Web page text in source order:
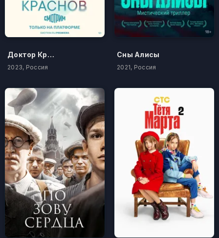
Доктор Краснов
2023, Россия
Сны Алисы
2021, Россия